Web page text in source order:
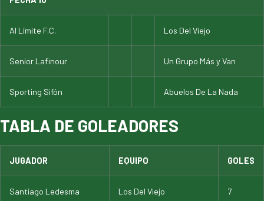
Al Límite F.C. Los Del Viejo
Senior Lafinour Un Grupo Más y Van
Sporting Sifón Abuelos De La Nada
TABLA DE GOLEADORES
JUGADOR EQUIPO GOLES
Santiago Ledesma Los Del Viejo 7